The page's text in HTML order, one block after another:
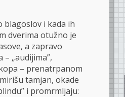
blagoslov i kada ih
dverima otužno je
a zapravo
„audijima”,
– prenatrpanom
tamjan, okade
i promrmljaju: